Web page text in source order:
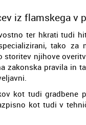
iz flamskega v
ter hkrati tudi
tako za
njihove
zakonska pravila in
kot tudi gradbene
kot tudi v